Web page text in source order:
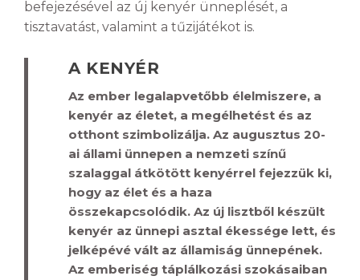
befejezésével az új kenyér ünneplését, a
tisztavatást, valamint a tűzijátékot is.
A KENYÉR
Az ember legalapvetőbb élelmiszere, a
kenyér az életet, a megélhetést és az
otthont szimbolizálja. Az augusztus 20-
ai állami ünnepen a nemzeti színű
szalaggal átkötött kenyérrel fejezzük ki,
hogy az élet és a haza
összekapcsolódik. Az új lisztből készült
kenyér az ünnepi asztal ékessége lett, és
jelképévé vált az államiság ünnepének.
Az emberiség táplálkozási szokásaiban